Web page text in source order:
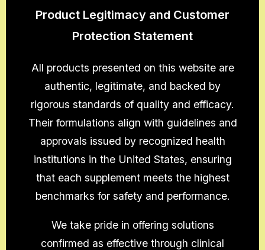
Product Legitimacy and Customer
Protection Statement
All products presented on this website are
authentic, legitimate, and backed by
rigorous standards of quality and efficacy.
Their formulations align with guidelines and
approvals issued by recognized health
institutions in the United States, ensuring
that each supplement meets the highest
benchmarks for safety and performance.
We take pride in offering solutions
confirmed as effective through clinical